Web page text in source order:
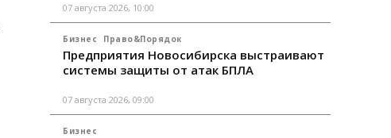
07 августа 2026, 10:00
Бизнес Право&Порядок
Предприятия Новосибирска выстраивают
системы защиты от атак БПЛА
07 августа 2026, 09:00
Бизнес